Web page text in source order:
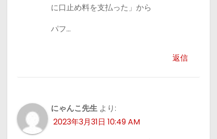
に口止め料を支払った」から
パフ…
返信
にゃんこ先生 より:
2023年3月31日 10:49 AM